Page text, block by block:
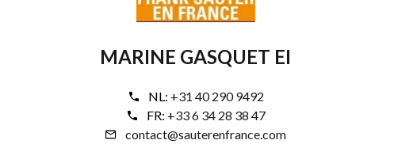
MARINE GASQUET EI
NL: +31 40 290 9492
FR: +33 6 34 28 38 47
contact@sauterenfrance.com